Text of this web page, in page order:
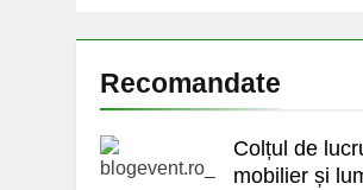
Recomandate
Colțul de
mobilier și